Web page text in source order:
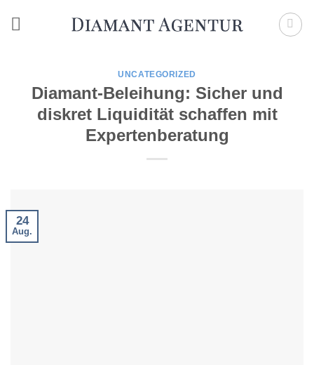
Inhalt
UNCATEGORIZED
Diamant-Beleihung: Sicher und
diskret Liquidität schaffen mit
Expertenberatung
24
Aug.